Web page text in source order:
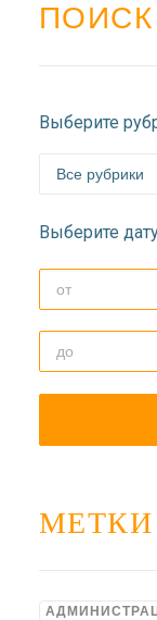
Выберите
Выберите
МЕТКИ